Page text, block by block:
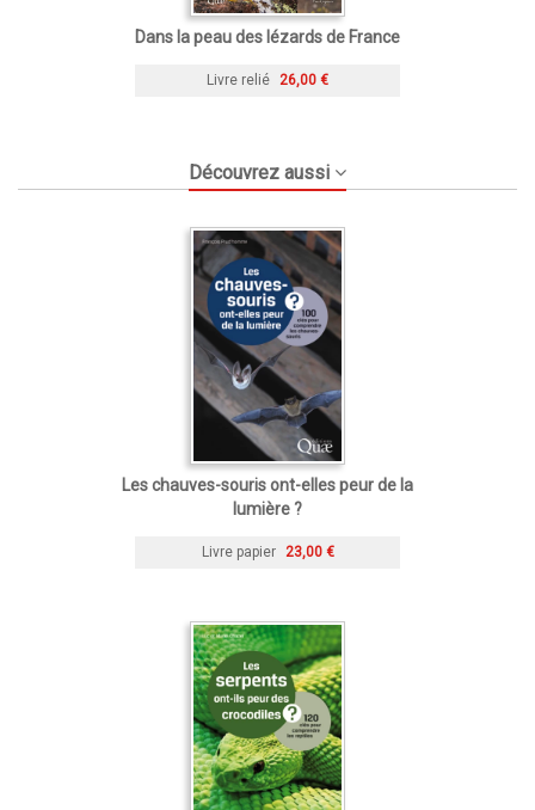
Dans la peau des lézards de France
Livre relié 26,00 €
Découvrez aussi
Les chauves-souris ont-elles peur de la
lumière ?
Livre papier 23,00 €